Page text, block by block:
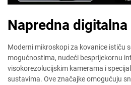
Napredna
Moderni mikroskopi za kovanice ističu
mogućnostima, nudeći besprijekornu
visokorezolucijskim kamerama i
sustavima. Ove značajke omogućuju